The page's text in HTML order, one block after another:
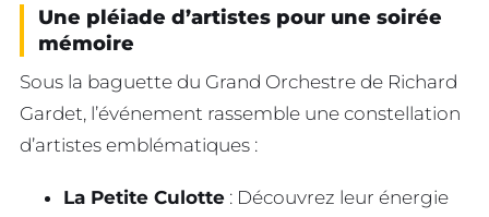
Une pléiade d’artistes pour une soirée
mémoire
Sous la baguette du Grand Orchestre de Richard
Gardet, l’événement rassemble une constellation
d’artistes emblématiques :
La Petite Culotte : Découvrez leur énergie